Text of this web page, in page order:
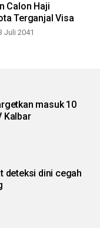
Calon Haji
Terganjal Visa
Juli 2041
masuk 10
Kalbar
deteksi dini cegah